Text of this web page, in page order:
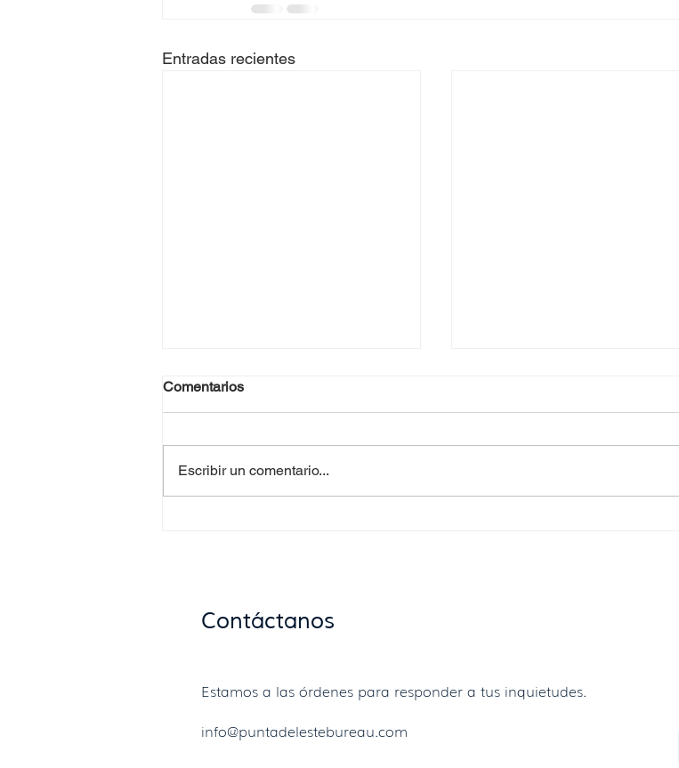
Entradas recientes
Comentarios
Escribir un comentario...
Contáctanos
Estamos a las órdenes para responder a tus inquietudes.
info@puntadelestebureau.com